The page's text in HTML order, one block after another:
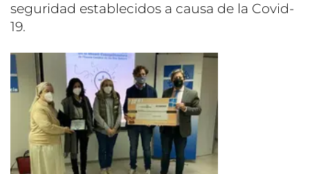
seguridad establecidos a causa de la Covid-
19.